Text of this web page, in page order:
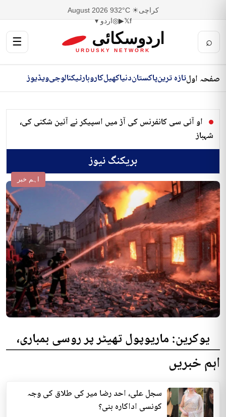
کراچی☀ 32°C
9 August 2026
f
𝕏
▶
◎اردو ▾
⌕ اردوسکائی
URDUSKY NETWORK
☰
صفحہ اولتازہ ترینپاکستاندنیاکھیلکاروبارٹیکنالوجیویڈیوز
او آئی سی کانفرنس کی آڑ میں اسپیکر نے آئین شکنی کی،
شہباز
بریکنگ نیوز
اہم خبر
یوکرین: ماریوپول تھیٹر پر روسی بمباری،
300 افراد کی ہلاکت کا خدشہ
کا خدشہ ظاہر کیا اور کہا کہ کم...
انٹرنیشنل | 4 years پہلے
اہم خبریں
سجل علی، احد رضا میر کی طلاق کی وجہ
کونسی اداکارہ بنی؟